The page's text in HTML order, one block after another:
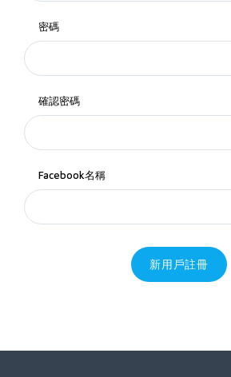
密碼
確認密碼
Facebook名稱
新用戶註冊